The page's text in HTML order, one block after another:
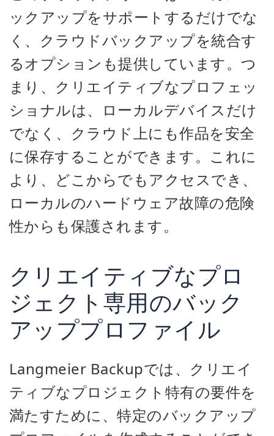
ックアップをサポートするだけでな
く、クラウドバックアップを統合す
るオプションも提供しています。つ
まり、クリエイティブなプロフェッ
ショナルは、ローカルデバイスだけ
でなく、クラウド上にも作品を安全
に保存することができます。これに
より、どこからでもアクセスでき、
ローカルのハードウェア故障の危険
性からも保護されます。
クリエイティブなプロ
ジェクト専用のバック
アッププロファイル
Langmeier Backupでは、クリエイ
ティブなプロジェクト特有の要件を
満たすために、特定のバックアップ